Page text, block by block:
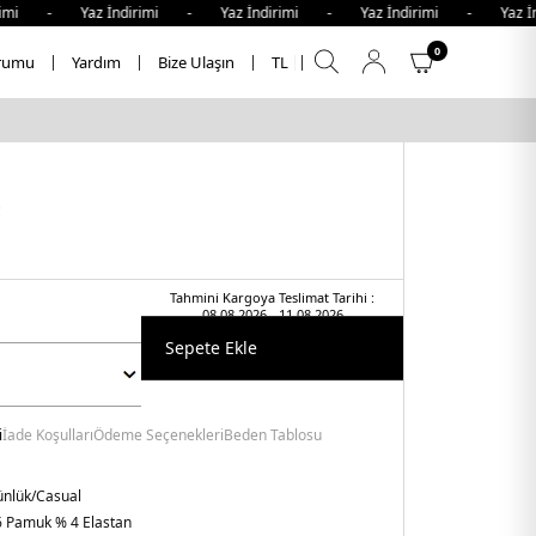
İndirimi - Yaz İndirimi - Yaz İndirimi -
Yardım Bize Ulaşın TL
0
Tahmini Kargoya Teslimat Tarihi :
08.08.2026 - 11.08.2026
Sepete Ekle
İade KoşullarıÖdeme SeçenekleriBeden Tablosu
Casual
Pamuk % 4 Elastan